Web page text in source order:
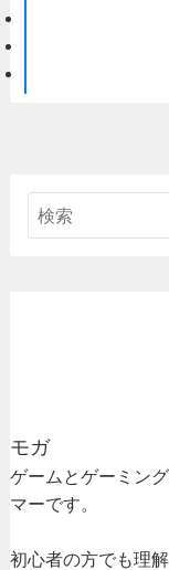
モガ
ゲームとゲーミン
マーです。
初心者の方でも理